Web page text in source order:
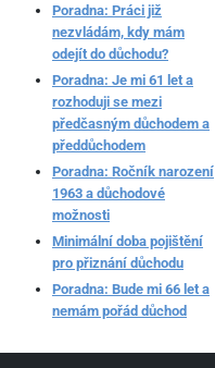
Poradna: Práci již
nezvládám, kdy mám
odejít do důchodu?
Poradna: Je mi 61 let a
rozhoduji se mezi
předčasným důchodem a
předdůchodem
Poradna: Ročník narození
1963 a důchodové
možnosti
Minimální doba pojištění
pro přiznání důchodu
Poradna: Bude mi 66 let a
nemám pořád důchod